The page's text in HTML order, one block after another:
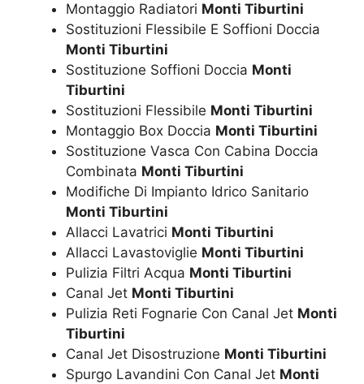
Montaggio Radiatori Monti Tiburtini
Sostituzioni Flessibile E Soffioni Doccia
Monti Tiburtini
Sostituzione Soffioni Doccia Monti
Tiburtini
Sostituzioni Flessibile Monti Tiburtini
Montaggio Box Doccia Monti Tiburtini
Sostituzione Vasca Con Cabina Doccia
Combinata Monti Tiburtini
Modifiche Di Impianto Idrico Sanitario
Monti Tiburtini
Allacci Lavatrici Monti Tiburtini
Allacci Lavastoviglie Monti Tiburtini
Pulizia Filtri Acqua Monti Tiburtini
Canal Jet Monti Tiburtini
Pulizia Reti Fognarie Con Canal Jet Monti
Tiburtini
Canal Jet Disostruzione Monti Tiburtini
Spurgo Lavandini Con Canal Jet Monti